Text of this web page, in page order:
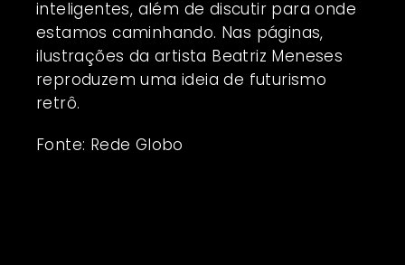
inteligentes, além de discutir para onde
estamos caminhando. Nas páginas,
ilustrações da artista Beatriz Meneses
reproduzem uma ideia de futurismo
retrô.
Fonte: Rede Globo